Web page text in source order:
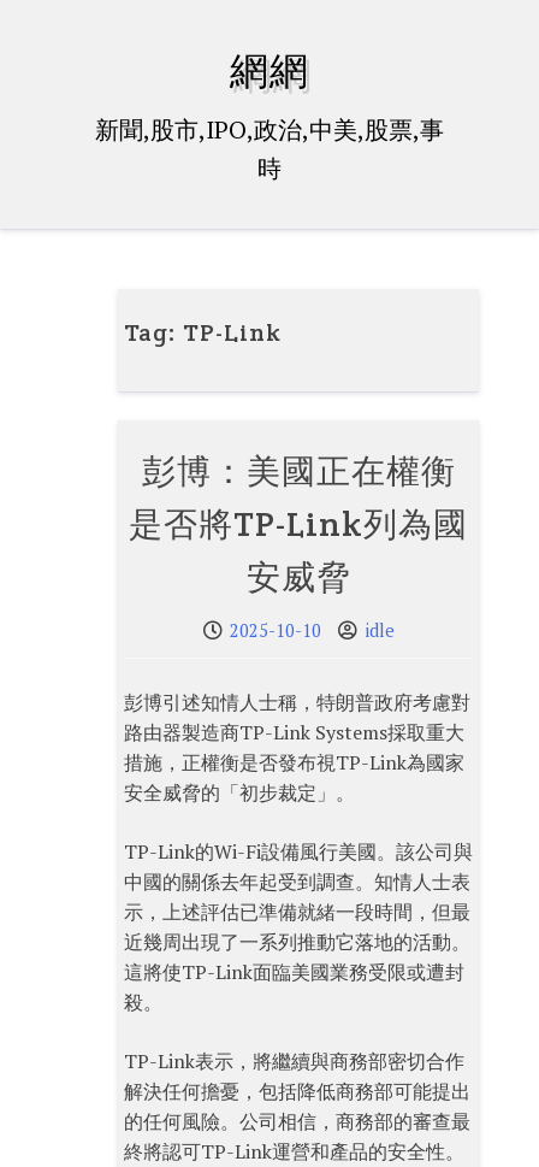
網網
新聞,股市,IPO,政治,中美,股票,事
時
Tag: TP-Link
彭博：美國正在權衡
是否將TP-Link列為國
安威脅
2025-10-10 idle
彭博引述知情人士稱，特朗普政府考慮對
路由器製造商TP-Link Systems採取重大
措施，正權衡是否發布視TP-Link為國家
安全威脅的「初步裁定」。
TP-Link的Wi-Fi設備風行美國。該公司與
中國的關係去年起受到調查。知情人士表
示，上述評估已準備就緒一段時間，但最
近幾周出現了一系列推動它落地的活動。
這將使TP-Link面臨美國業務受限或遭封
殺。
TP-Link表示，將繼續與商務部密切合作
解決任何擔憂，包括降低商務部可能提出
的任何風險。公司相信，商務部的審查最
終將認可TP-Link運營和產品的安全性。